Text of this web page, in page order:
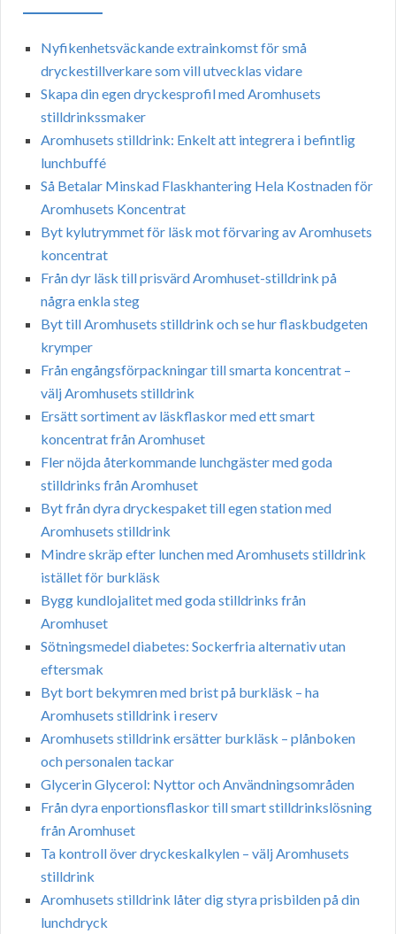
Nyfikenhetsväckande extrainkomst för små
dryckestillverkare som vill utvecklas vidare
Skapa din egen dryckesprofil med Aromhusets
stilldrinkssmaker
Aromhusets stilldrink: Enkelt att integrera i befintlig
lunchbuffé
Så Betalar Minskad Flaskhantering Hela Kostnaden för
Aromhusets Koncentrat
Byt kylutrymmet för läsk mot förvaring av Aromhusets
koncentrat
Från dyr läsk till prisvärd Aromhuset-stilldrink på
några enkla steg
Byt till Aromhusets stilldrink och se hur flaskbudgeten
krymper
Från engångsförpackningar till smarta koncentrat –
välj Aromhusets stilldrink
Ersätt sortiment av läskflaskor med ett smart
koncentrat från Aromhuset
Fler nöjda återkommande lunchgäster med goda
stilldrinks från Aromhuset
Byt från dyra dryckespaket till egen station med
Aromhusets stilldrink
Mindre skräp efter lunchen med Aromhusets stilldrink
istället för burkläsk
Bygg kundlojalitet med goda stilldrinks från
Aromhuset
Sötningsmedel diabetes: Sockerfria alternativ utan
eftersmak
Byt bort bekymren med brist på burkläsk – ha
Aromhusets stilldrink i reserv
Aromhusets stilldrink ersätter burkläsk – plånboken
och personalen tackar
Glycerin Glycerol: Nyttor och Användningsområden
Från dyra enportionsflaskor till smart stilldrinkslösning
från Aromhuset
Ta kontroll över dryckeskalkylen – välj Aromhusets
stilldrink
Aromhusets stilldrink låter dig styra prisbilden på din
lunchdryck